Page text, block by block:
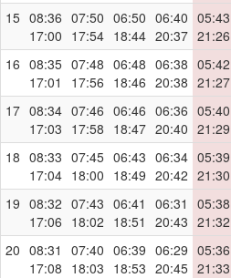
15 08:36
17:00
07:50
17:54
06:50
18:44
06:40
20:37
05:43
21:26
16 08:35
17:01
07:48
17:56
06:48
18:46
06:38
20:38
05:42
21:27
17 08:34
17:03
07:46
17:58
06:46
18:47
06:36
20:40
05:40
21:29
18 08:33
17:04
07:45
18:00
06:43
18:49
06:34
20:42
05:39
21:30
19 08:32
17:06
07:43
18:02
06:41
18:51
06:31
20:43
05:38
21:32
20 08:31
17:08
07:40
18:03
06:39
18:53
06:29
20:45
05:36
21:33